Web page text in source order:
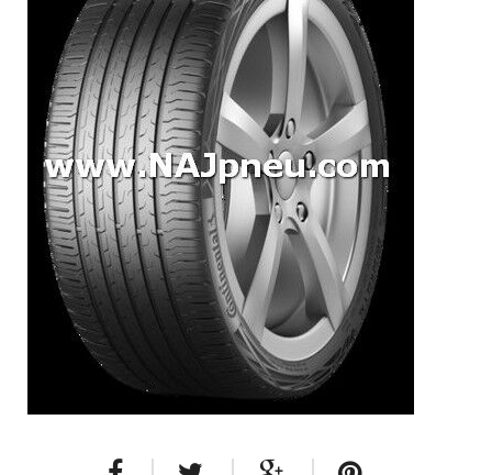
Dodávkové + malé úžitkové
Celoročné pneumatiky
Osobné/crossover + malé úžitkové
SUV/crossover + OFFRoad-ové
Dodávkové + malé úžitkové
Disky
Hliníkové / ALU disky / Elektróny
Puklice na kolesá Kontakt Blog